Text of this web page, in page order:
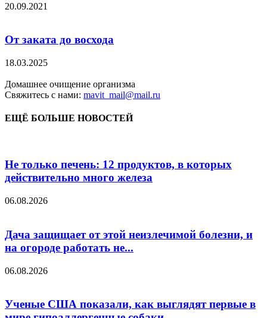
20.09.2021
От заката до восхода
18.03.2025
Домашнее очищение организма
Свяжитесь с нами: mavit_mail@mail.ru
ЕЩЁ БОЛЬШЕ НОВОСТЕЙ
Не только печень: 12 продуктов, в которых
действительно много железа
06.08.2026
Дача защищает от этой неизлечимой болезни, и
на огороде работать не...
06.08.2026
Ученые США показали, как выглядят первые в